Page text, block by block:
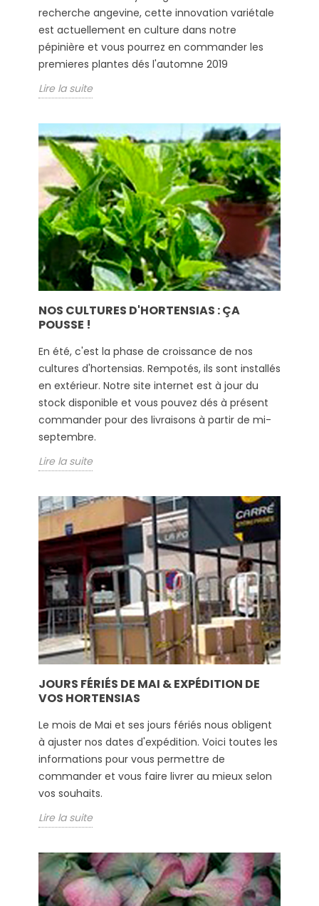
recherche angevine, cette innovation variétale
est actuellement en culture dans notre
pépinière et vous pourrez en commander les
premieres plantes dés l'automne 2019
Lire la suite
NOS CULTURES D'HORTENSIAS : ÇA
POUSSE !
En été, c'est la phase de croissance de nos
cultures d'hortensias. Rempotés, ils sont installés
en extérieur. Notre site internet est à jour du
stock disponible et vous pouvez dés à présent
commander pour des livraisons à partir de mi-
septembre.
Lire la suite
JOURS FÉRIÉS DE MAI & EXPÉDITION DE
VOS HORTENSIAS
Le mois de Mai et ses jours fériés nous obligent
à ajuster nos dates d'expédition. Voici toutes les
informations pour vous permettre de
commander et vous faire livrer au mieux selon
vos souhaits.
Lire la suite